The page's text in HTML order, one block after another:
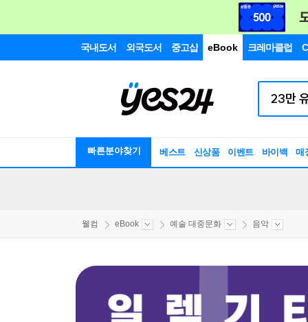
국내도서 외국도서 중고샵 eBook 크레마클럽
빠른분야찾기 베스트 신상품 이벤트 바이백 매
웰컴 eBook 예술 대중문화 음악